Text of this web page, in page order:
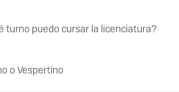
turno puedo cursar la licenciatura?
o Vespertino